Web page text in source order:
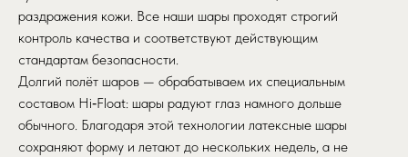
раздражения кожи. Все наши шары проходят строгий
контроль качества и соответствуют действующим
стандартам безопасности.
Долгий полёт шаров — обрабатываем их специальным
составом Hi‑Float: шары радуют глаз намного дольше
обычного. Благодаря этой технологии латексные шары
сохраняют форму и летают до нескольких недель, а не